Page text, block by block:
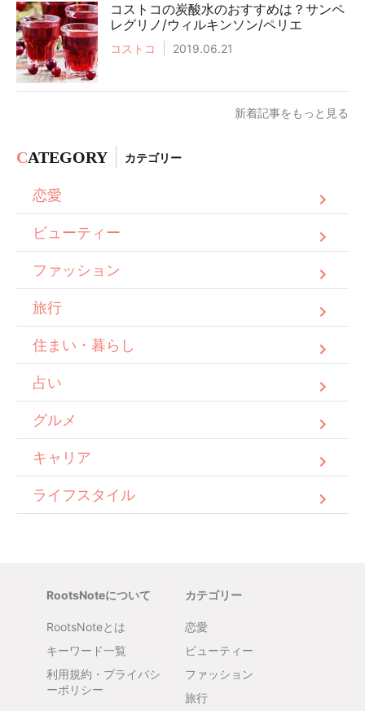
コストコの炭酸水のおすすめは？サンペ
レグリノ/ウィルキンソン/ペリエ
コストコ 2019.06.21
新着記事をもっと見る
CATEGORY カテゴリー
恋愛
ビューティー
ファッション
旅行
住まい・暮らし
占い
グルメ
キャリア
ライフスタイル
RootsNoteについて
RootsNoteとは
キーワード一覧
利用規約・プライバシ
ーポリシー
カテゴリー
恋愛
ビューティー
ファッション
旅行